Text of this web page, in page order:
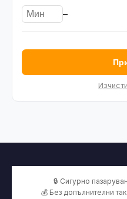
–
🔒 Сигурно
💰 Без допълнителни